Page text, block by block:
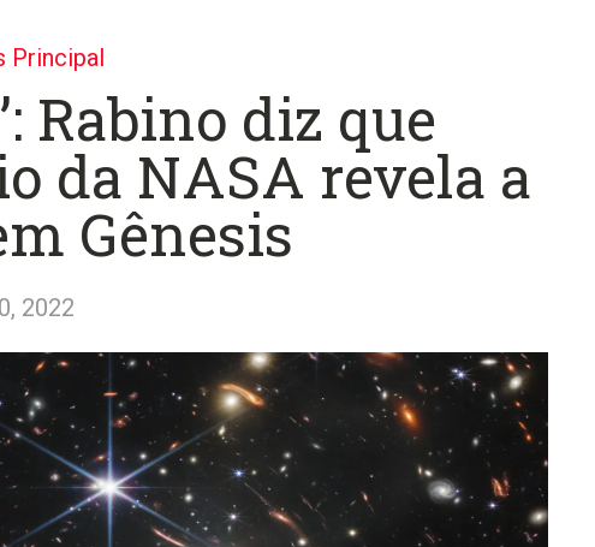
Principal
Rabino diz que
da NASA revela a
Gênesis
2022